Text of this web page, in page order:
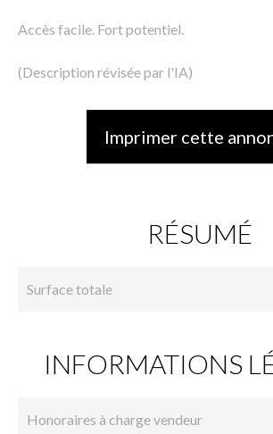
Accès facile. Fort potentiel.
(Description révisée par l'IA)
Imprimer cette
RÉSUMÉ
Surface totale
INFORMATIONS
Honoraires à charge vendeur